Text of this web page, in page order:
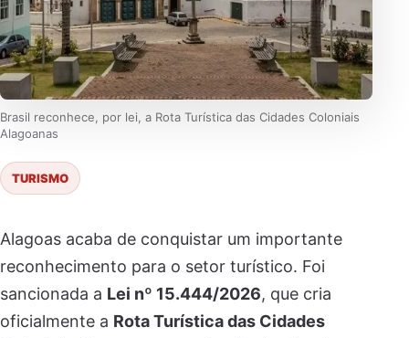
Brasil reconhece, por lei, a Rota Turística das Cidades Coloniais
Alagoanas
TURISMO
Alagoas acaba de conquistar um importante
reconhecimento para o setor turístico. Foi
sancionada a Lei nº 15.444/2026, que cria
oficialmente a Rota Turística das Cidades